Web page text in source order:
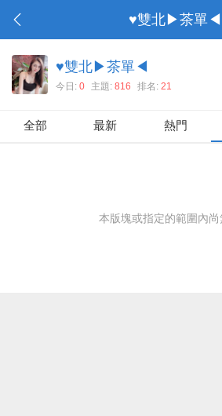
♥雙北▶茶單◀
♥雙北▶茶單◀
今日: 0 主題: 816 排名: 21
全部 最新 熱門
本版塊或指定的範圍內尚